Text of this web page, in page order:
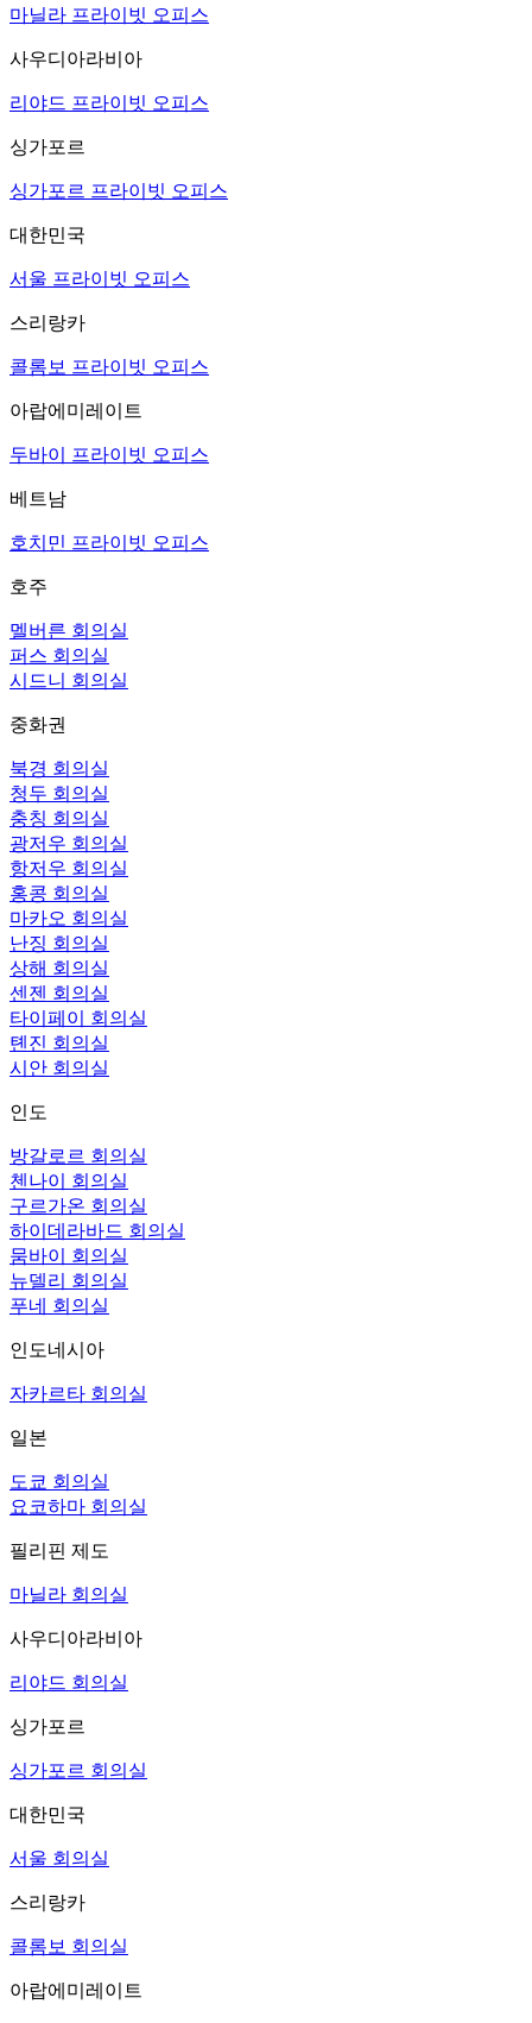
마닐라 프라이빗 오피스
사우디아라비아
리야드 프라이빗 오피스
싱가포르
싱가포르 프라이빗 오피스
대한민국
서울 프라이빗 오피스
스리랑카
콜롬보 프라이빗 오피스
아랍에미레이트
두바이 프라이빗 오피스
베트남
호치민 프라이빗 오피스
호주
멜버른 회의실
퍼스 회의실
시드니 회의실
중화권
북경 회의실
청두 회의실
충칭 회의실
광저우 회의실
항저우 회의실
홍콩 회의실
마카오 회의실
난징 회의실
상해 회의실
센젠 회의실
타이페이 회의실
톈진 회의실
시안 회의실
인도
방갈로르 회의실
첸나이 회의실
구르가온 회의실
하이데라바드 회의실
뭄바이 회의실
뉴델리 회의실
푸네 회의실
인도네시아
자카르타 회의실
일본
도쿄 회의실
요코하마 회의실
필리핀 제도
마닐라 회의실
사우디아라비아
리야드 회의실
싱가포르
싱가포르 회의실
대한민국
서울 회의실
스리랑카
콜롬보 회의실
아랍에미레이트